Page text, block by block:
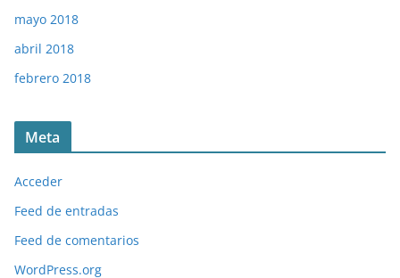
mayo 2018
abril 2018
febrero 2018
Meta
Acceder
Feed de entradas
Feed de comentarios
WordPress.org